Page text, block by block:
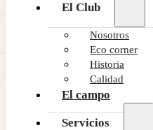
El Club
Nosotros
Eco corner
Historia
Calidad
El campo
Servicios